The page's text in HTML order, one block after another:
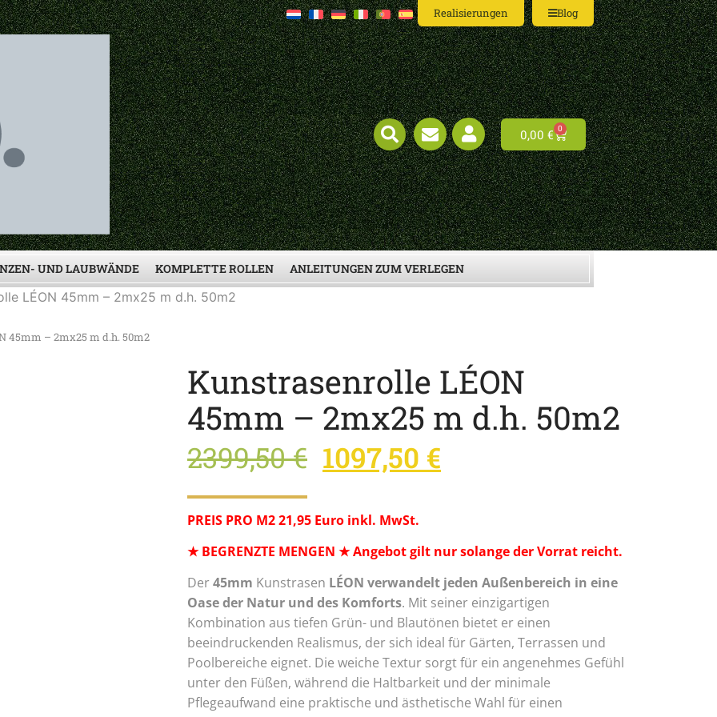
Realisierungen Blog
0,00 € 0
UND LAUBWÄNDE KOMPLETTE ROLLEN ANLEITUNGEN ZUM VERLEGEN
LÉON 45mm – 2mx25 m d.h. 50m2
45mm – 2mx25 m d.h. 50m2
Kunstrasenrolle LÉON
45mm – 2mx25 m d.h. 50m2
2399,50€ 1097,50 €
PREIS PRO M2 21,95 Euro inkl. MwSt.
★ BEGRENZTE MENGEN ★ Angebot gilt nur solange der Vorrat reicht.
Der45mm Kunstrasen LÉON verwandelt jeden Außenbereich in eine
Oase der Natur und des Komforts. Mit seiner einzigartigen
Kombination aus tiefen Grün- und Blautönen bietet er einen
beeindruckenden Realismus, der sich ideal für Gärten, Terrassen und
Poolbereiche eignet. Die weiche Textur sorgt für ein angenehmes Gefühl
unter den Füßen, während die Haltbarkeit und der minimale
Pflegeaufwand eine praktische und ästhetische Wahl für einen